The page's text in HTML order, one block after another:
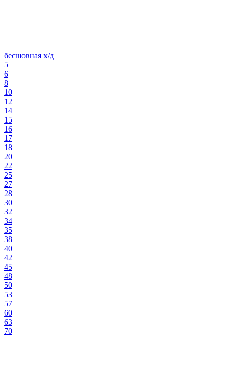
бесшовная х/д
5
6
8
10
12
14
15
16
17
18
20
22
25
27
28
30
32
34
35
38
40
42
45
48
50
53
57
60
63
70